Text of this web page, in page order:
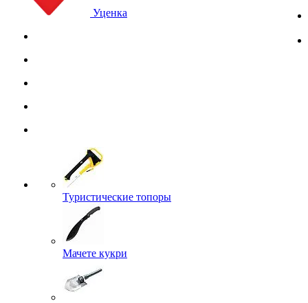
Уценка
Туристические топоры
Мачете кукри